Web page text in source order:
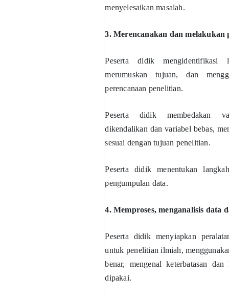
menyelesaikan masalah.
3. Merencanakan dan melakukan
Peserta didik mengidentifikasi
merumuskan tujuan, dan
perencanaan penelitian.
Peserta didik membedakan
dikendalikan dan variabel bebas,
sesuai dengan tujuan penelitian.
Peserta didik menentukan
pengumpulan data.
4. Memproses, menganalisis data
Peserta didik menyiapkan
untuk penelitian ilmiah,
benar, mengenal keterbatasan
dipakai.